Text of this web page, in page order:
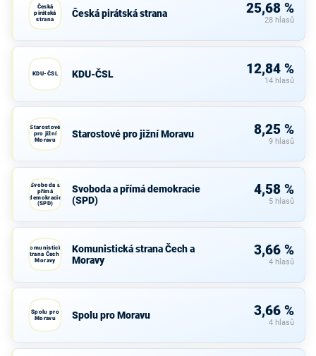
Česká
pirátská
strana
Česká pirátská strana 25,68 %
28 hlasů
KDU-ČSL KDU-ČSL 12,84 %
14 hlasů
Starostové
pro jižní
Moravu
Starostové pro jižní Moravu 8,25 %
9 hlasů
Svoboda a
přímá
demokracie
(SPD)
Svoboda a přímá demokracie
(SPD)
4,58 %
5 hlasů
Komunistická
strana Čech a
Moravy
Komunistická strana Čech a
Moravy
3,66 %
4 hlasů
Spolu pro
Moravu
Spolu pro Moravu 3,66 %
4 hlasů